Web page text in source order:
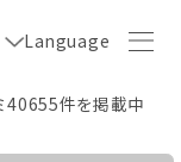
Language
40655件を掲載中